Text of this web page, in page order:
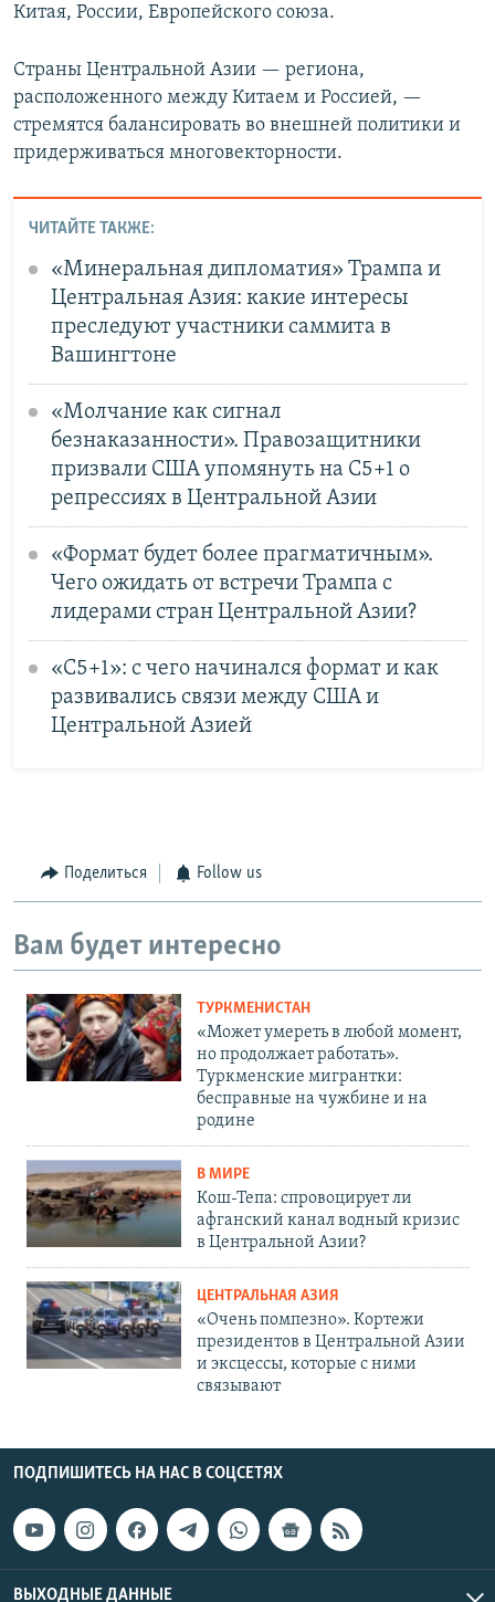
Китая, России, Европейского союза.
Страны Центральной Азии — региона,
расположенного между Китаем и Россией, —
стремятся балансировать во внешней политики и
придерживаться многовекторности.
ЧИТАЙТЕ ТАКЖЕ:
«Минеральная дипломатия» Трампа и
Центральная Азия: какие интересы
преследуют участники саммита в
Вашингтоне
«Молчание как сигнал
безнаказанности». Правозащитники
призвали США упомянуть на C5+1 о
репрессиях в Центральной Азии
«Формат будет более прагматичным».
Чего ожидать от встречи Трампа с
лидерами стран Центральной Азии?
«С5+1»: с чего начинался формат и как
развивались связи между США и
Центральной Азией
Поделиться Follow us
Вам будет интересно
ТУРКМЕНИСТАН
«Может умереть в любой момент,
но продолжает работать».
Туркменские мигрантки:
бесправные на чужбине и на
родине
В МИРЕ
Кош-Тепа: спровоцирует ли
афганский канал водный кризис
в Центральной Азии?
ЦЕНТРАЛЬНАЯ АЗИЯ
«Очень помпезно». Кортежи
президентов в Центральной Азии
и эксцессы, которые с ними
связывают
ПОДПИШИТЕСЬ НА НАС В СОЦСЕТЯХ
ВЫХОДНЫЕ ДАННЫЕ